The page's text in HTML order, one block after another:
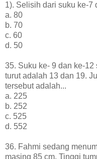
1). Selisih dari suku ke-7
a. 80
b. 70
c. 60
d. 50
35. Suku ke- 9 dan ke-
turut adalah 13 dan 19.
tersebut adalah...
a. 225
b. 252
c. 525
d. 552
36. Fahmi sedang
masing 85 cm. Tinggi